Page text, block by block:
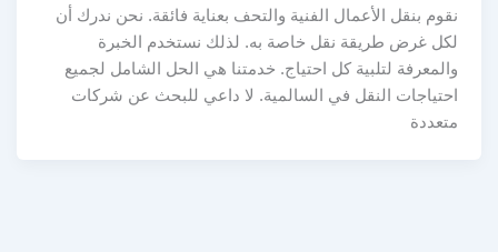
نقوم بنقل الأعمال الفنية والتحف بعناية فائقة. نحن ندرك أن
لكل غرض طريقة نقل خاصة به. لذلك نستخدم الخبرة
والمعرفة لتلبية كل احتياج. خدمتنا هي الحل الشامل لجميع
احتياجات النقل في السالمية. لا داعي للبحث عن شركات
متعددة